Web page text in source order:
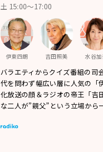
土 15:00～17:00
伊東四朗 吉田照美 水谷
バラエティからクイズ番組の司
代を問わず幅広い層に人気の「
化放送の顔＆ラジオの帝王「吉
な二人が”親父”という立場か